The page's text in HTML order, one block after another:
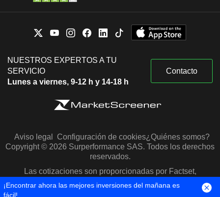
NUESTROS EXPERTOS A TU
SERVICIO
Lunes a viernes, 9-12 h y 14-18 h
Contacto
Aviso legal Configuración de cookies¿Quiénes somos?
Copyright © 2026 Surperformance SAS. Todos los derechos
reservados.
Las cotizaciones son proporcionadas por Factset,
Morningstar y S&P Capital IQ
¡Encontrar ahora las mejores inversiones del mañana es
fácil!